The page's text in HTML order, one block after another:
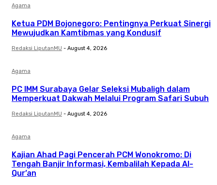
Agama
Ketua PDM Bojonegoro: Pentingnya Perkuat Sinergi
Mewujudkan Kamtibmas yang Kondusif
Redaksi LiputanMU - August 4, 2026
Agama
PC IMM Surabaya Gelar Seleksi Mubaligh dalam
Memperkuat Dakwah Melalui Program Safari Subuh
Redaksi LiputanMU - August 4, 2026
Agama
Kajian Ahad Pagi Pencerah PCM Wonokromo: Di
Tengah Banjir Informasi, Kembalilah Kepada Al-
Qur’an